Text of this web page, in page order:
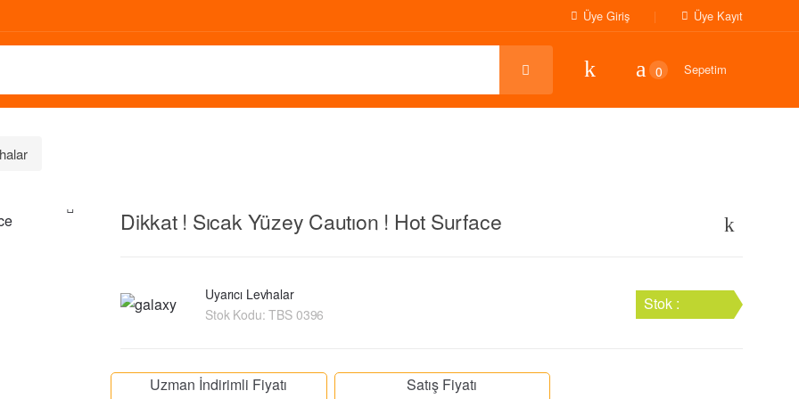
Üye Giriş Üye Kayıt
0 Sepetim
Dikkat ! Sıcak Yüzey Cautıon ! Hot Surface
Uyarıcı Levhalar
Stok Kodu:TBS 0396
Stok :
Uzman İndirimli Fiyatı Satış Fiyatı